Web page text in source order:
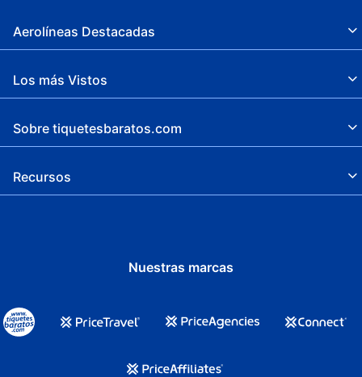
Aerolíneas Destacadas
Los más Vistos
Sobre tiquetesbaratos.com
Recursos
Nuestras marcas